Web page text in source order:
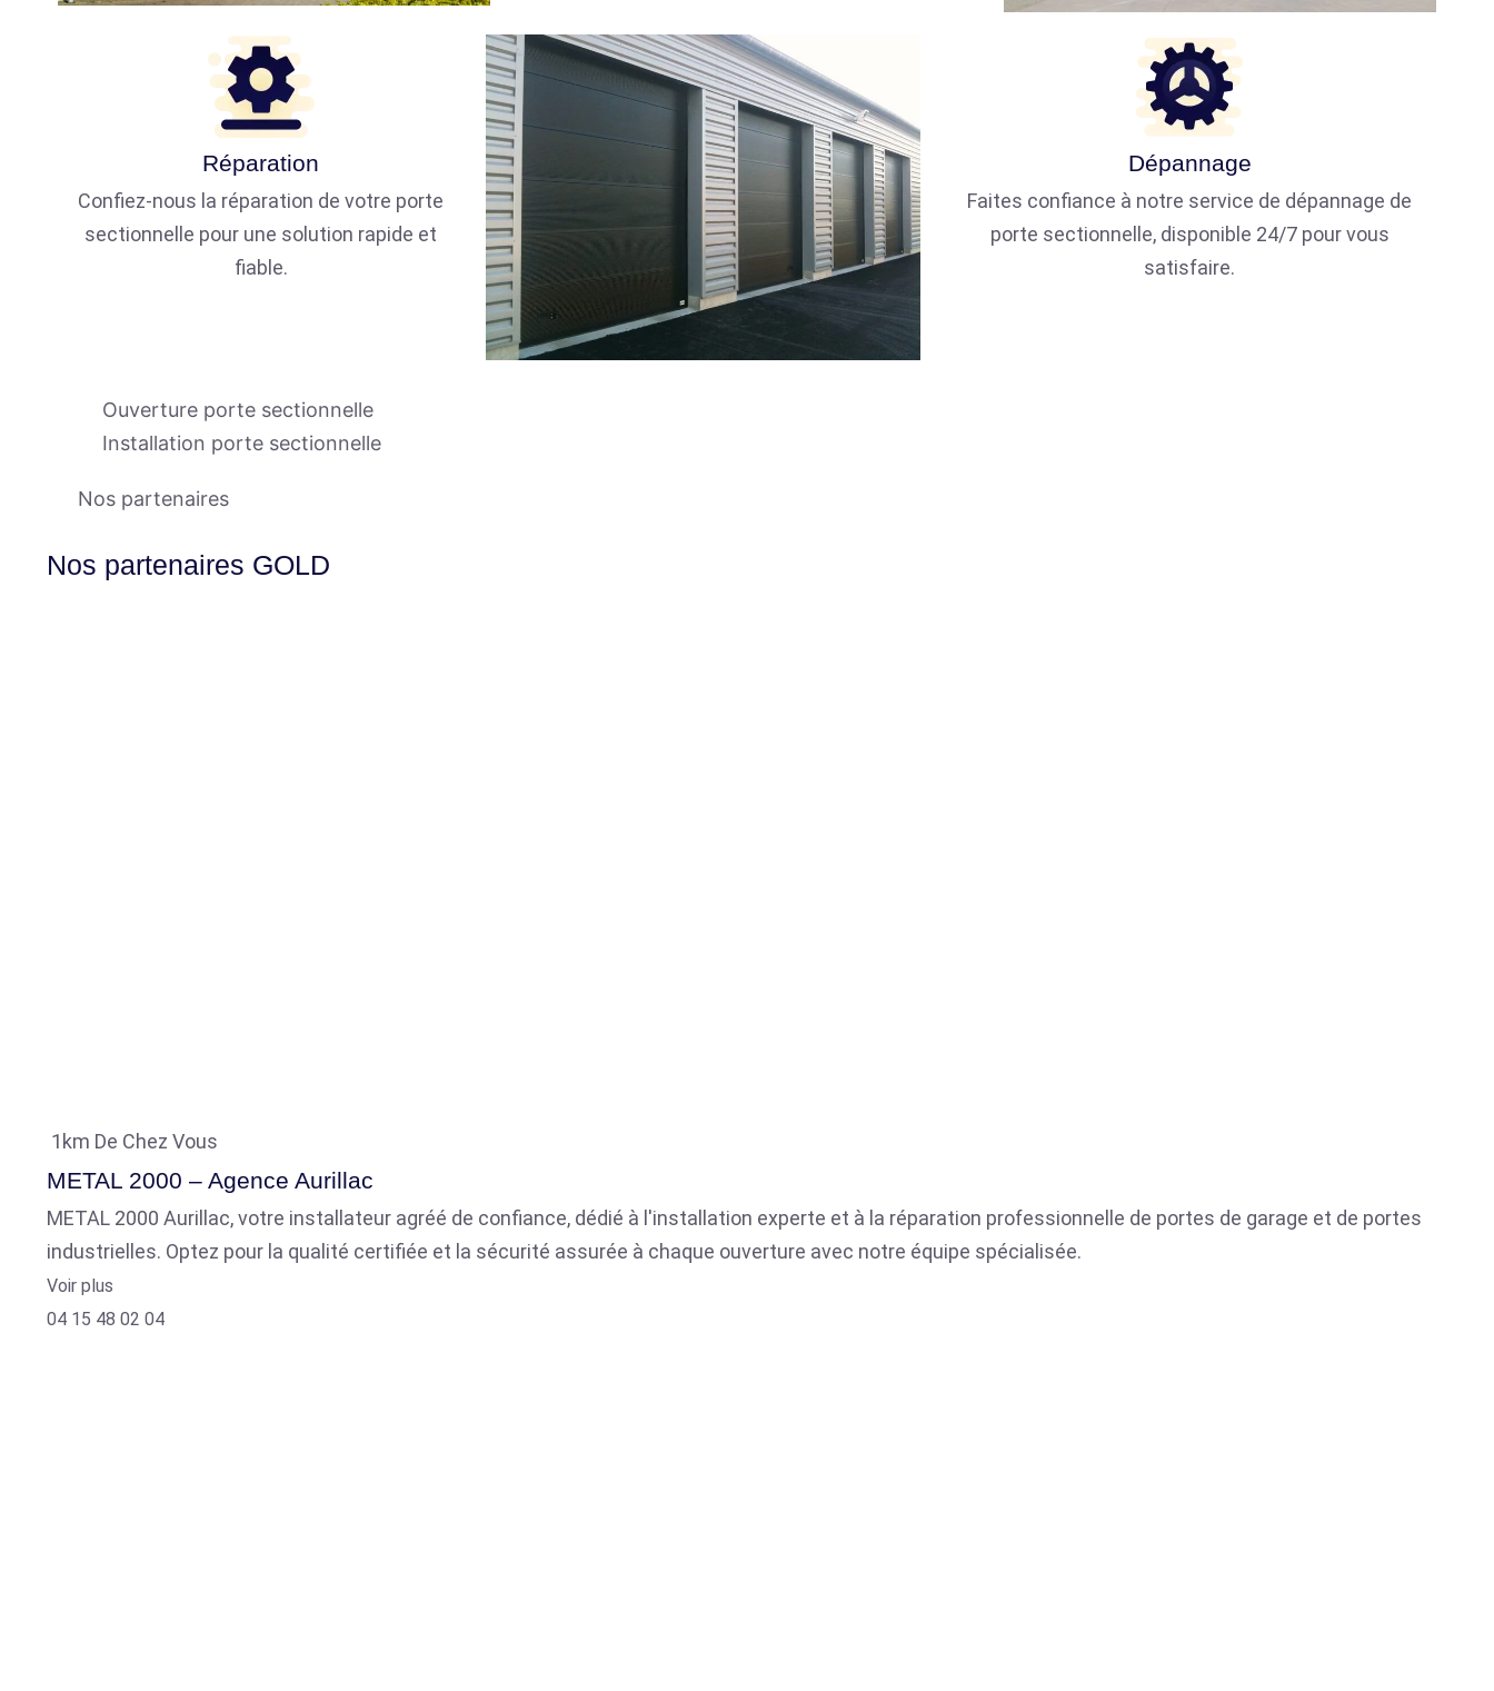
Réparation
Confiez-nous la réparation de votre porte
sectionnelle pour une solution rapide et
fiable.
Dépannage
Faites confiance à notre service de dépannage de
porte sectionnelle, disponible 24/7 pour vous
satisfaire.
Ouverture porte sectionnelle
Installation porte sectionnelle
Nos partenaires
Nos partenaires GOLD
1km De Chez Vous
METAL 2000 – Agence Aurillac
METAL 2000 Aurillac, votre installateur agréé de confiance, dédié à l'installation experte et à la réparation professionnelle de portes de garage et de portes
industrielles. Optez pour la qualité certifiée et la sécurité assurée à chaque ouverture avec notre équipe spécialisée.
Voir plus
04 15 48 02 04